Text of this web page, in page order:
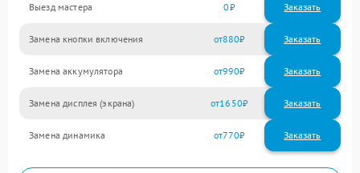
Выезд мастера 0 Заказать
Замена кнопки включения 880
Замена аккумулятора 990
Замена дисплея (экрана) 1650
Замена динамика 770